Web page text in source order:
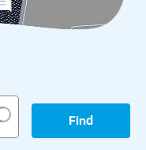
Find